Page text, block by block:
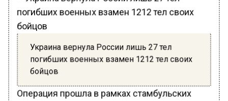
Украина вернула России лишь 27 тел
погибших военных взамен 1212 тел своих
бойцов
Операция прошла в рамках стамбульских